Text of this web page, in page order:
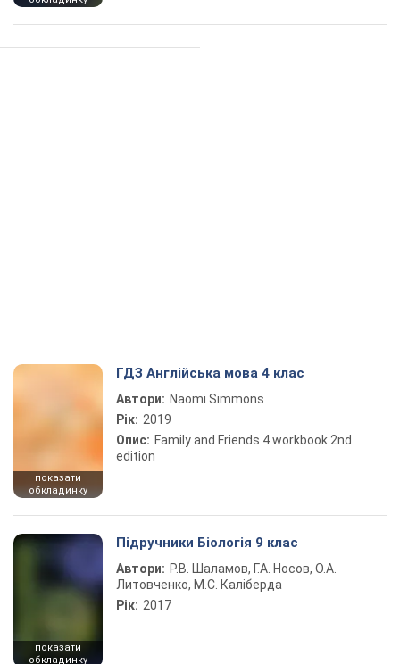
показати
обкладинку
ГДЗ Англійська мова 4 клас
Автори: Naomi Simmons
Рік: 2019
Опис: Family and Friends 4 workbook 2nd
edition
показати
обкладинку
Підручники Біологія 9 клас
Автори: Р.В. Шаламов, Г.А. Носов, О.А.
Литовченко, М.С. Каліберда
Рік: 2017